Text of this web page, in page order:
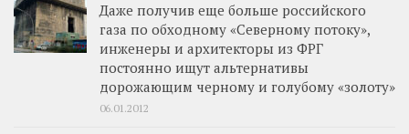
Даже получив еще больше российского
газа по обходному «Северному потоку»,
инженеры и архитекторы из ФРГ
постоянно ищут альтернативы
дорожающим черному и голубому «золоту»
06.01.2012